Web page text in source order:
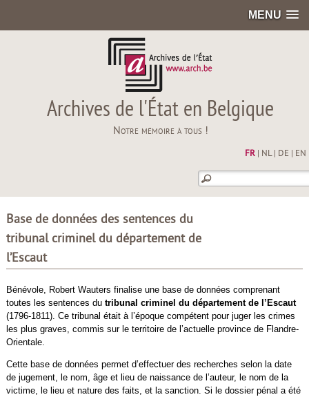
MENU
Archives de l'État en Belgique
Notre mémoire à tous !
FR| NL| DE EN
Base de données des sentences du
tribunal criminel du département de
l’Escaut
Bénévole, Robert Wauters finalise une base de données comprenant
toutes les sentences du tribunal criminel du département de l’Escaut
(1796-1811). Ce tribunal était à l’époque compétent pour juger les crimes
les plus graves, commis sur le territoire de l’actuelle province de Flandre-
Orientale.
Cette base de données permet d’effectuer des recherches selon la date
de jugement, le nom, âge et lieu de naissance de l’auteur, le nom de la
victime, le lieu et nature des faits, et la sanction. Si le dossier pénal a été